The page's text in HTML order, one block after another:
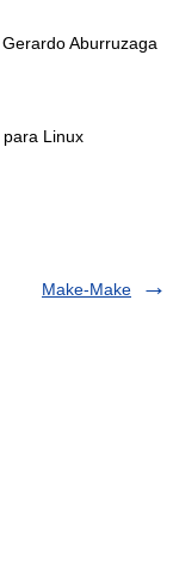
Aburruzaga
Linux
Make-Make